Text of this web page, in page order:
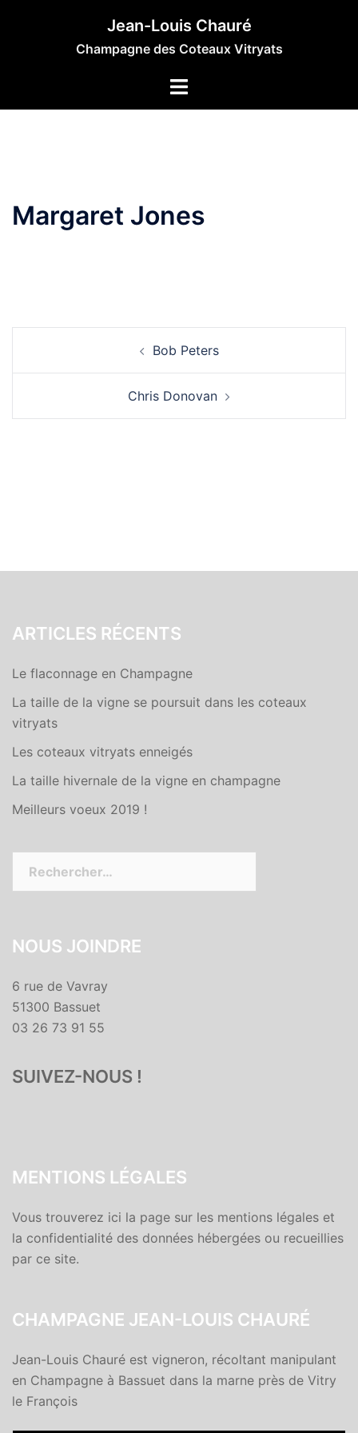
Jean-Louis Chauré
Champagne des Coteaux Vitryats
Margaret Jones
Bob Peters
Chris Donovan
ARTICLES RÉCENTS
Le flaconnage en Champagne
La taille de la vigne se poursuit dans les coteaux
vitryats
Les coteaux vitryats enneigés
La taille hivernale de la vigne en champagne
Meilleurs voeux 2019 !
NOUS JOINDRE
6 rue de Vavray
51300 Bassuet
03 26 73 91 55
SUIVEZ-NOUS !
MENTIONS LÉGALES
Vous trouverez ici la page sur les mentions légales et
la confidentialité des données hébergées ou recueillies
par ce site.
CHAMPAGNE JEAN-LOUIS CHAURÉ
Jean-Louis Chauré est vigneron, récoltant manipulant
en Champagne à Bassuet dans la marne près de Vitry
le François